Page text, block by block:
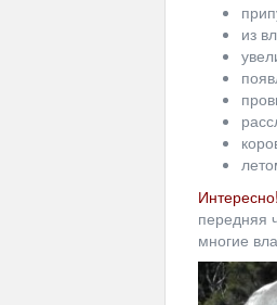
из
Интересно!
передняя
многие